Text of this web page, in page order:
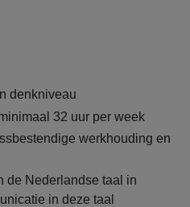
denkniveau
32 uur per week
werkhouding en
de Nederlandse taal in
in deze taal